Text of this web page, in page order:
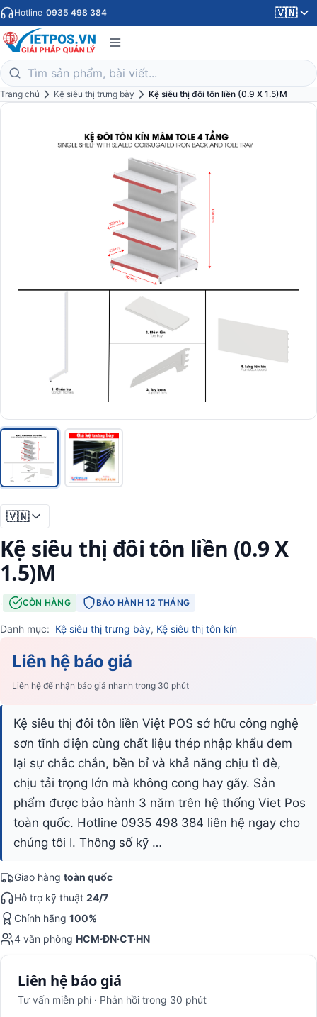
Hotline 0935 498 384 🇻🇳
Trang chủ Kệ siêu thị trưng bày Kệ siêu thị đôi tôn liền (0.9 X 1.5)M
🇻🇳
Kệ siêu thị đôi tôn liền (0.9 X
1.5)M
· CÒN HÀNG BẢO HÀNH 12 THÁNG
Danh mục: Kệ siêu thị trưng bày, Kệ siêu thị tôn kín
Liên hệ báo giá
Liên hệ để nhận báo giá nhanh trong 30 phút
Kệ siêu thị đôi tôn liền Việt POS sở hữu công nghệ
sơn tĩnh điện cùng chất liệu thép nhập khẩu đem
lại sự chắc chắn, bền bỉ và khả năng chịu tì đè,
chịu tải trọng lớn mà không cong hay gãy. Sản
phẩm được bảo hành 3 năm trên hệ thống Viet Pos
toàn quốc. Hotline 0935 498 384 liên hệ ngay cho
chúng tôi I. Thông số kỹ …
Giao hàng toàn quốc
Hỗ trợ kỹ thuật 24/7
Chính hãng 100%
4 văn phòng HCM·ĐN·CT·HN
Liên hệ báo giá
Tư vấn miễn phí · Phản hồi trong 30 phút